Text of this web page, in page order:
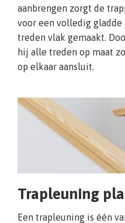
aanbrengen zorgt de
voor een volledig gladde
treden vlak gemaakt.
hij alle treden op maat
op elkaar aansluit.
Trapleuning
Een trapleuning is één